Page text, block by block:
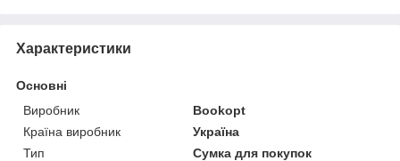
Характеристики
Основні
Виробник
Bookopt
Країна виробник
Україна
Тип
Сумка для покупок